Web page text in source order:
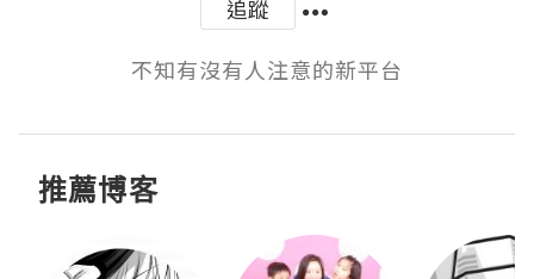
追蹤
不知有沒有人注意的新平台
推薦博客